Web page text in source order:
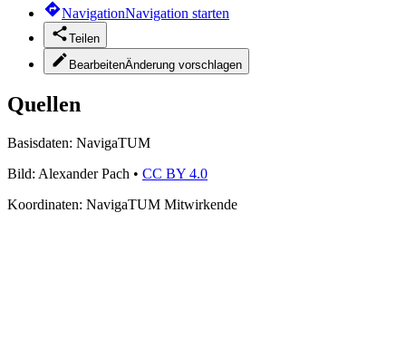
NavigationNavigation starten
Teilen
BearbeitenÄnderung vorschlagen
Quellen
Basisdaten: NavigaTUM
Bild: Alexander Pach • CC BY 4.0
Koordinaten: NavigaTUM Mitwirkende